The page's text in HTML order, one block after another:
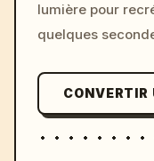
lumière pour
quelques
CONVERTIR